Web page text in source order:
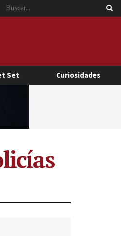
Set Curiosidades